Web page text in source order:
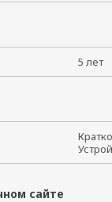
5 лет
сайте